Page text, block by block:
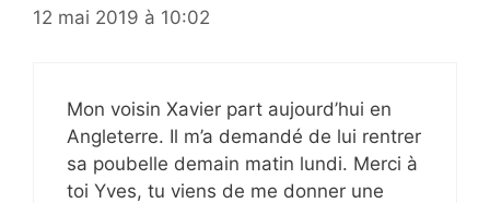
12 mai 2019 à 10:02
Mon voisin Xavier part aujourd’hui en
Angleterre. Il m’a demandé de lui rentrer
sa poubelle demain matin lundi. Merci à
toi Yves, tu viens de me donner une